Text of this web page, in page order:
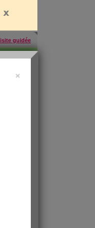
guidée
inscrites
infos
×